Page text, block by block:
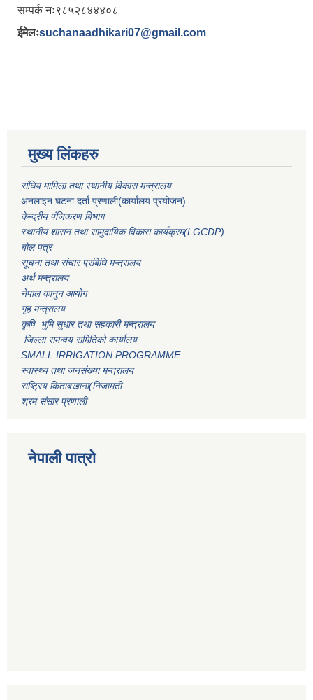
सम्पर्क नः९८५२८४४४०८
ईमेलःsuchanaadhikari07@gmail.com
मुख्य लिंकहरु
संघिय मामिला तथा स्थानीय विकास मन्त्रालय
अनलाइन घटना दर्ता प्रणाली(कार्यालय प्रयोजन)
केन्द्रीय पंजिकरण बिभाग
स्थानीय शासन तथा सामुदायिक विकास कार्यक्रम(LGCDP)
बोल पत्र
सूचना तथा संचार प्रबिधि मन्त्रालय
अर्थ मन्त्रालय
नेपाल कानुन आयोग
गृह मन्त्रालय
कृषि भुमि सुधार तथा सहकारी मन्त्रालय
जिल्ला समन्वय समितिको कार्यालय
SMALL IRRIGATION PROGRAMME
स्वास्थ्य तथा जनसंख्या मन्त्रालय
राष्ट्रिय किताबखाना(निजामती
श्रम संसार प्रणाली
नेपाली पात्रो